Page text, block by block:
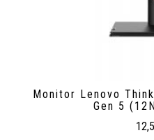
Monitor Lenovo
Gen 5